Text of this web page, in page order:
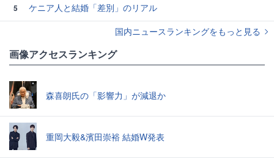
5
ケニア人と結婚「差別」のリアル
国内ニュースランキングをもっと見る
画像アクセスランキング
森喜朗氏の「影響力」が減退か
重岡大毅&濱田崇裕 結婚W発表